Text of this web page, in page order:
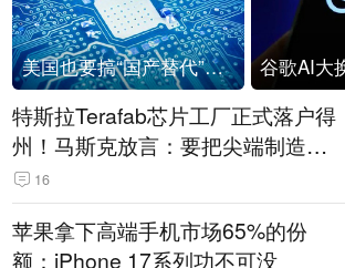
美国也要搞“国产替代”？先算清三笔账
特斯拉Terafab芯片工厂正式落户得
州！马斯克放言：要把尖端制造带
回美国
16
苹果拿下高端手机市场65%的份
额：iPhone 17系列功不可没